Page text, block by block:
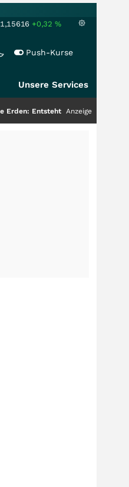
1,15616 +0,32 %
Push-Kurse
Unsere Services
Entsteht hier die nächste
Anzeige